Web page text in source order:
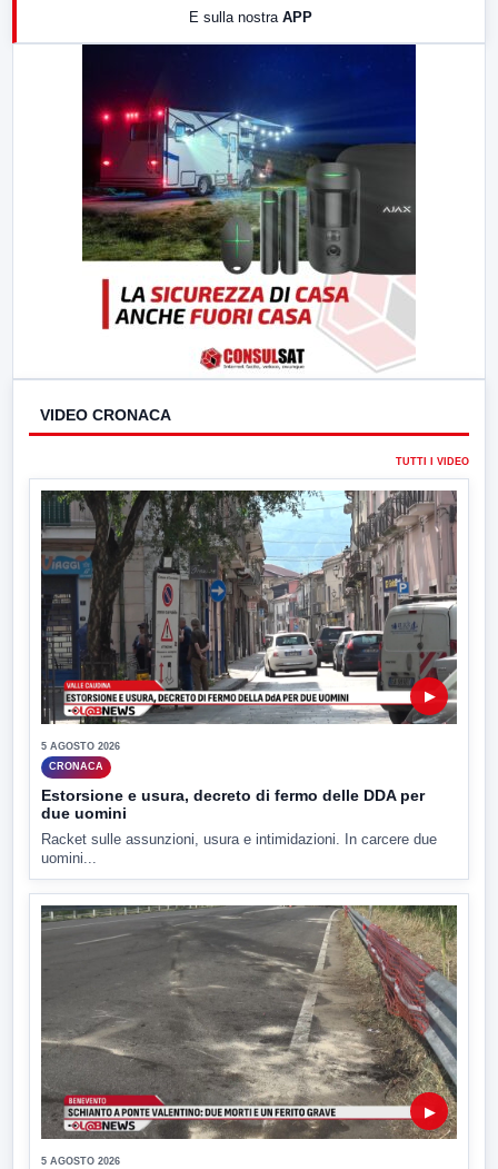
E sulla nostra APP
VIDEO CRONACA
TUTTI I VIDEO
▶
5 AGOSTO 2026
CRONACA
Estorsione e usura, decreto di fermo delle DDA per
due uomini
Racket sulle assunzioni, usura e intimidazioni. In carcere due
uomini...
▶
5 AGOSTO 2026